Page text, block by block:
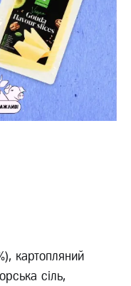
картопляний
сіль,